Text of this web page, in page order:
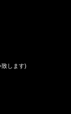
します)